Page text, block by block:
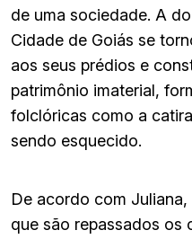
de uma sociedade. A
Cidade de Goiás se
aos seus prédios e
patrimônio imaterial,
folclóricas como a
sendo esquecido.
De acordo com
que são repassados os